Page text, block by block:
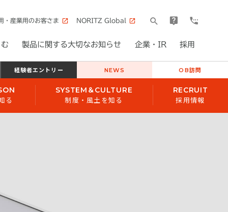
・産業用のお客さま NORITZ Global
製品に関する大切なお知らせ 企業・IR 採用
経験者エントリー NEWS OB訪問
る
SYSTEM＆CULTURE
制度・風土を知る
RECRUIT
採用情報